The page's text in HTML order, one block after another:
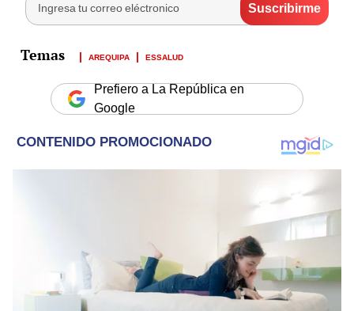
AREQUIPA ESSALUD
Prefiero a La República en
Google